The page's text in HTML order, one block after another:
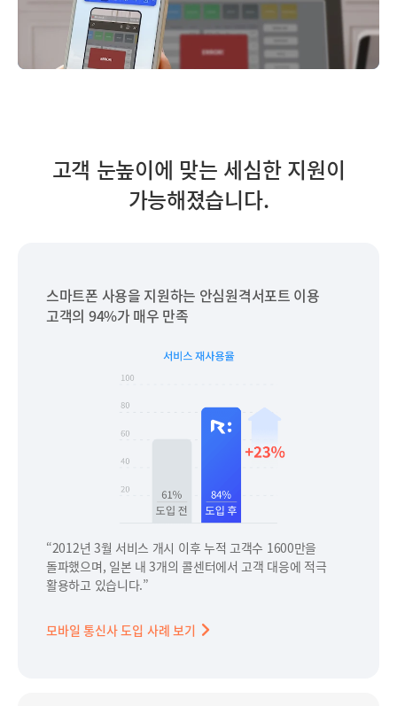
고객 눈높이에 맞는 세심한 지원이
가능해졌습니다.
스마트폰 사용을 지원하는 안심원격서포트 이용
고객의 94%가 매우 만족
“2012년 3월 서비스 개시 이후 누적 고객수 1600만을
돌파했으며, 일본 내 3개의 콜센터에서 고객 대응에 적극
활용하고 있습니다.”
모바일 통신사 도입 사례 보기